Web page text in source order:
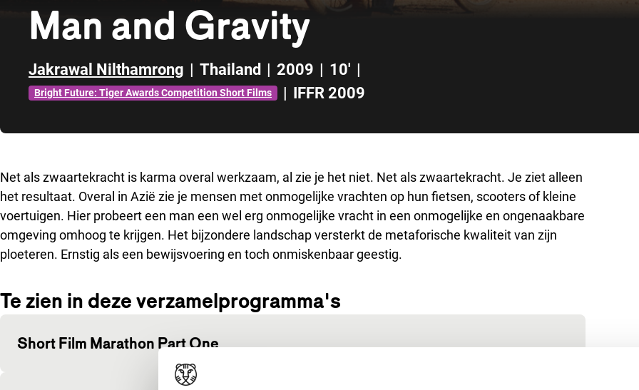
Man and Gravity
Jakrawal Nilthamrong | Thailand | 2009 | 10' |
Bright Future: Tiger Awards Competition Short Films | IFFR 2009
Net als zwaartekracht is karma overal werkzaam, al zie je het niet. Net als zwaartekracht. Je ziet alleen
het resultaat. Overal in Azië zie je mensen met onmogelijke vrachten op hun fietsen, scooters of kleine
voertuigen. Hier probeert een man een wel erg onmogelijke vracht in een onmogelijke en ongenaakbare
omgeving omhoog te krijgen. Het bijzondere landschap versterkt de metaforische kwaliteit van zijn
ploeteren. Ernstig als een bewijsvoering en toch onmiskenbaar geestig.
Te zien in deze verzamelprogramma's
Short Film Marathon Part One